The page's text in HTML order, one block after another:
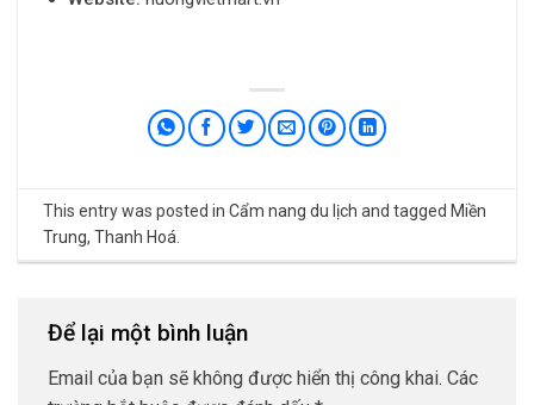
This entry was posted in Cẩm nang du lịch and tagged Miền
Trung, Thanh Hoá
Để lại một bình luận
Email của bạn sẽ không được hiển thị công khai. Các